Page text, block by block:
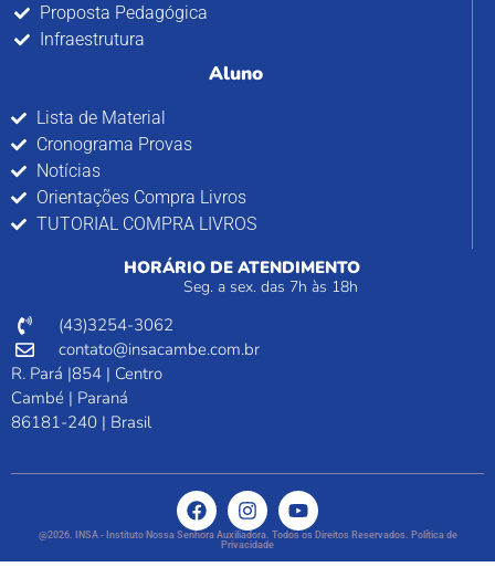
Proposta Pedagógica
Infraestrutura
Aluno
Lista de Material
Cronograma Provas
Notícias
Orientações Compra Livros
TUTORIAL COMPRA LIVROS
HORÁRIO DE ATENDIMENTO
Seg. a sex. das 7h às 18h
(43)3254-3062
contato@insacambe.com.br
R. Pará |854 | Centro
Cambé | Paraná
86181-240 | Brasil
@2026. INSA - Instituto Nossa Senhora Auxiliadora. Todos os Direitos Reservados. Política de
Privacidade